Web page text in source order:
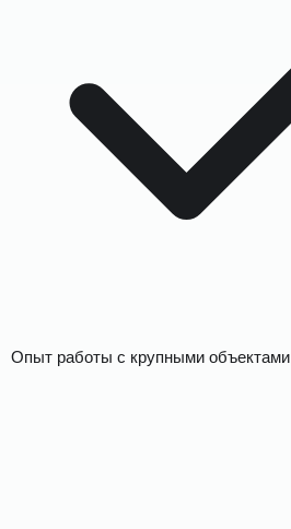
Опыт работы с крупными объектами